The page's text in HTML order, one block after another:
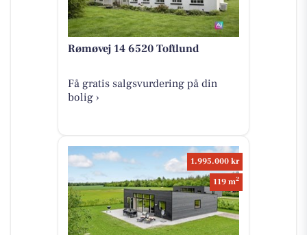
Rømøvej 14 6520 Toftlund
Få gratis salgsvurdering på din
bolig ›
1.995.000 kr
119 m2